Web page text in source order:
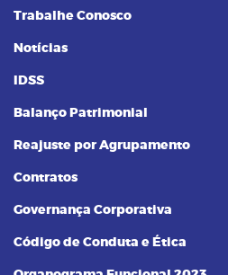
Trabalhe Conosco
Notícias
IDSS
Balanço Patrimonial
Reajuste por Agrupamento
Contratos
Governança Corporativa
Código de Conduta e Ética